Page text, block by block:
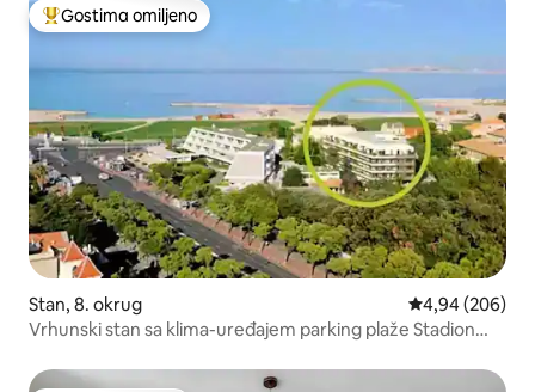
Najuspešniji među gostima omiljenim
Gostima omiljeno
Stan, 8. okrug Prosečna
4,94 (206)
Vrhunski stan sa klima-uređajem parking plaže Stadion